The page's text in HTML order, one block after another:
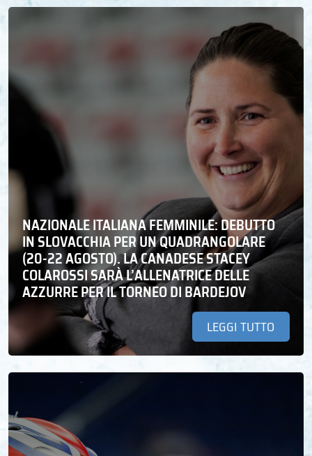
NAZIONALE ITALIANA FEMMINILE: DEBUTTO
IN SLOVACCHIA PER UN QUADRANGOLARE
(20-22 AGOSTO). LA CANADESE STACEY
COLAROSSI SARÀ L’ALLENATRICE DELLE
AZZURRE PER IL TORNEO DI BARDEJOV
LEGGI TUTTO